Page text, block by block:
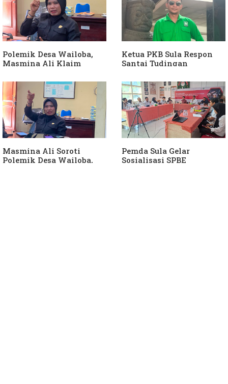
Polemik Desa Wailoba,
Masmina Ali Klaim
Keterlibatan Ketua PKB
Sula
Ketua PKB Sula Respon
Santai Tudingan
Dia Kangen Saya
Masmina Ali Soroti
Polemik Desa Wailoba,
Pemda Sula Gelar
Sosialisasi SPBE